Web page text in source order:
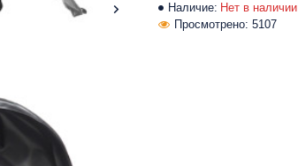
Наличие: Нет в наличии
Просмотрено: 5107